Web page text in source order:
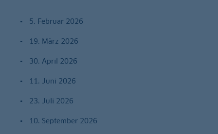
5. Februar 2026
19. März 2026
30. April 2026
11. Juni 2026
23. Juli 2026
10. September 2026